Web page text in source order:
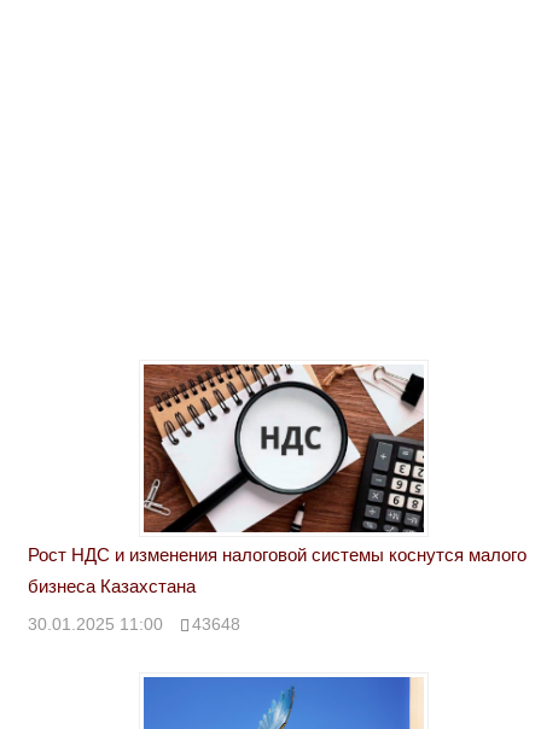
Рост НДС и изменения налоговой системы коснутся малого
бизнеса Казахстана
30.01.2025 11:00 43648